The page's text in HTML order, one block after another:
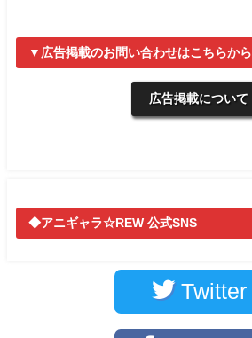
▼広告掲載のお問い合わせはこちらから
広告掲載について
◆アニギャラ☆REW 公式SNS
Twitter